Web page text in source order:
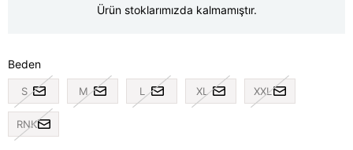
Ürün stoklarımızda kalmamıştır.
Beden
S M L XL XXL
RNK